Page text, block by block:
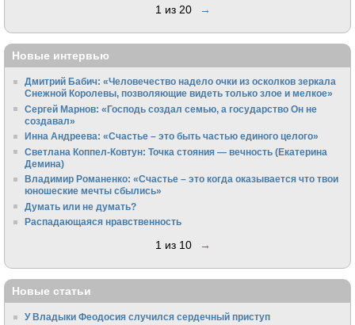
1 из 20 →
Новые интервью
Дмитрий Бабич: «Человечество надело очки из осколков зеркала
Снежной Королевы, позволяющие видеть только злое и мелкое»
Сергей Марнов: «Господь создал семью, а государство Он не
создавал»
Инна Андреева: «Счастье – это быть частью единого целого»
Светлана Коппел-Ковтун: Точка стояния — вечность (Екатерина
Демина)
Владимир Романенко: «Счастье – это когда оказывается что твои
юношеские мечты сбылись»
Думать или не думать?
Распадающаяся нравственность
1 из 10 →
Новые статьи
У Владыки Феодосия случился сердечный приступ